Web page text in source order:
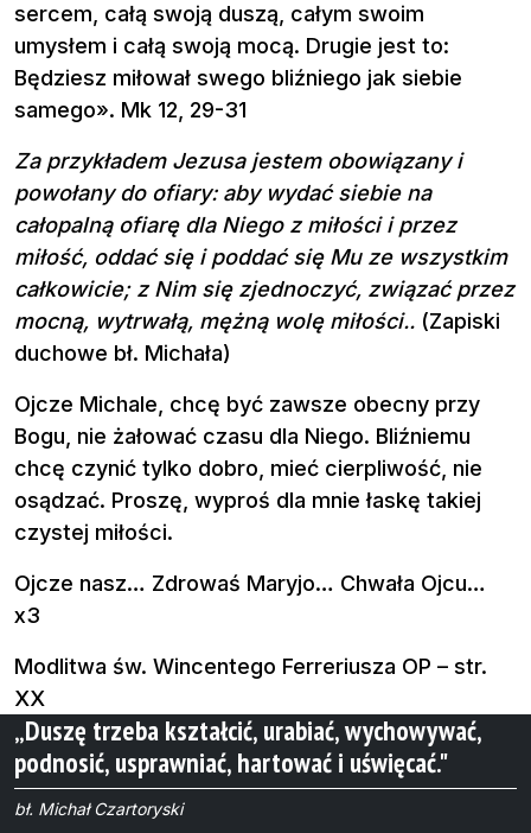
sercem, całą swoją duszą, całym swoim
umysłem i całą swoją mocą. Drugie jest to:
Będziesz miłował swego bliźniego jak siebie
samego». Mk 12, 29-31
Za przykładem Jezusa jestem obowiązany i
powołany do ofiary: aby wydać siebie na
całopalną ofiarę dla Niego z miłości i przez
miłość, oddać się i poddać się Mu ze wszystkim
całkowicie; z Nim się zjednoczyć, związać przez
mocną, wytrwałą, mężną wolę miłości.. (Zapiski
duchowe bł. Michała)
Ojcze Michale, chcę być zawsze obecny przy
Bogu, nie żałować czasu dla Niego. Bliźniemu
chcę czynić tylko dobro, mieć cierpliwość, nie
osądzać. Proszę, wyproś dla mnie łaskę takiej
czystej miłości.
Ojcze nasz… Zdrowaś Maryjo… Chwała Ojcu…
x3
Modlitwa św. Wincentego Ferreriusza OP – str.
XX
„Duszę trzeba kształcić, urabiać, wychowywać,
podnosić, usprawniać, hartować i uświęcać."
bł. Michał Czartoryski